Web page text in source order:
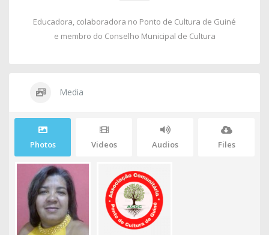
Educadora, colaboradora no Ponto de Cultura de Guiné
e membro do Conselho Municipal de Cultura
Media
Photos Videos Audios Files